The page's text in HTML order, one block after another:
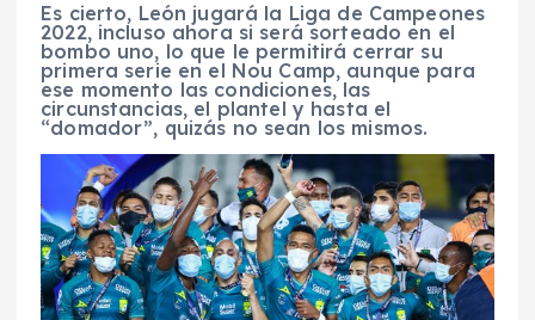
Es cierto, León jugará la Liga de Campeones
2022, incluso ahora si será sorteado en el
bombo uno, lo que le permitirá cerrar su
primera serie en el Nou Camp, aunque para
ese momento las condiciones, las
circunstancias, el plantel y hasta el
“domador”, quizás no sean los mismos.